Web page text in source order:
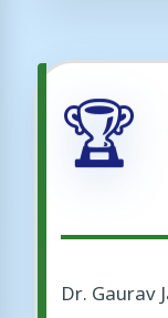
🏆
Dr. Gaurav